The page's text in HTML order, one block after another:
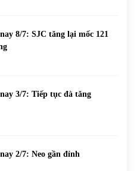
8/7: SJC tăng lại mốc 121
3/7: Tiếp tục đà tăng
2/7: Neo gần đỉnh